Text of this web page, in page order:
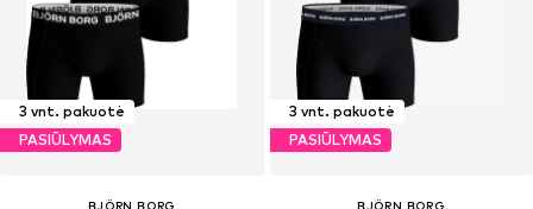
3 vnt. pakuotė
PASIŪLYMAS
BJÖRN BORG
3 vnt. pakuotė
PASIŪLYMAS
BJÖRN BORG